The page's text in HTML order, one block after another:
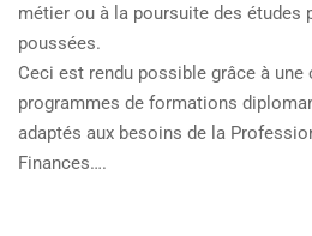
métier ou à la poursuite des études
poussées.
Ceci est rendu possible grâce à
programmes de formations
adaptés aux besoins de la
Finances….